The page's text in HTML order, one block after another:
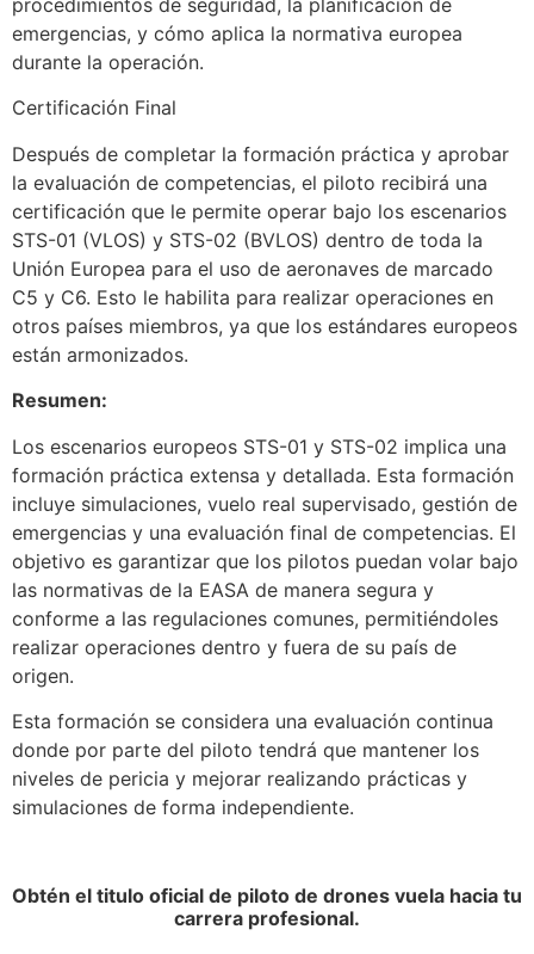
emergencias, y cómo aplica la normativa europea
durante la operación.
Certificación Final
Después de completar la formación práctica y aprobar
la evaluación de competencias, el piloto recibirá una
certificación que le permite operar bajo los escenarios
STS-01 (VLOS) y STS-02 (BVLOS) dentro de toda la
Unión Europea para el uso de aeronaves de marcado
C5 y C6. Esto le habilita para realizar operaciones en
otros países miembros, ya que los estándares europeos
están armonizados.
Resumen:
Los escenarios europeos STS-01 y STS-02 implica una
formación práctica extensa y detallada. Esta formación
incluye simulaciones, vuelo real supervisado, gestión de
emergencias y una evaluación final de competencias. El
objetivo es garantizar que los pilotos puedan volar bajo
las normativas de la EASA de manera segura y
conforme a las regulaciones comunes, permitiéndoles
realizar operaciones dentro y fuera de su país de
origen.
Esta formación se considera una evaluación continua
donde por parte del piloto tendrá que mantener los
niveles de pericia y mejorar realizando prácticas y
simulaciones de forma independiente.
Obtén el titulo oficial de piloto de drones vuela hacia tu
carrera profesional.